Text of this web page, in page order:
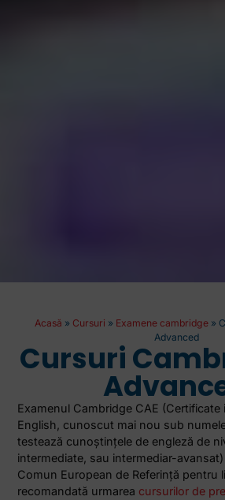
Acasă » Cursuri » Examene cambridge »
Advanced
Cursuri
Examenul Cambridge CAE (Certificate
English, cunoscut mai nou sub
testează cunoştinţele de engleză de
intermediate, sau intermediar-
Comun European de Referință pentru
recomandată urmarea cursurilor de